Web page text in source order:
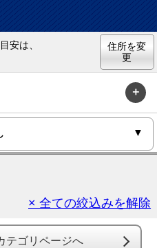
安は、
住所を変
更
× 全ての絞込みを解除
テゴリページへ